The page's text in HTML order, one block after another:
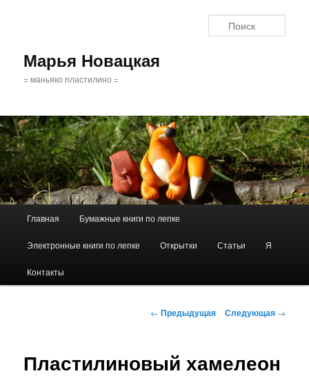
Марья Новацкая
= маньяко пластилино =
Перейти
к
основному
Главная Бумажные книги по лепке
Электронные книги по лепке Открытки Статьи Я
Контакты
Навигация
← Предыдущая Следующая →
Пластилиновый хамелеон